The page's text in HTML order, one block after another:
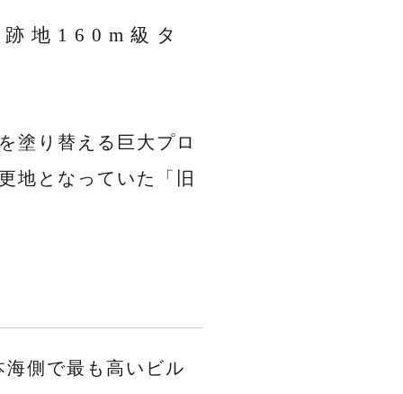
地160m級タ
塗り替える巨大プロ
地となっていた「旧
側で最も高いビル